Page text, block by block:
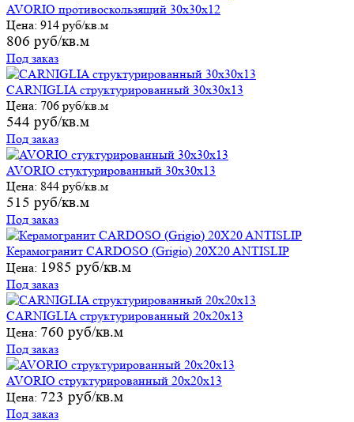
AVORIO противоскользящий 30х30х12
Цена: 914 руб/кв.м
806 руб/кв.м
Под заказ
CARNIGLIA структурированный 30х30х13
Цена: 706 руб/кв.м
544 руб/кв.м
Под заказ
AVORIO стуктурированный 30х30х13
Цена: 844 руб/кв.м
515 руб/кв.м
Под заказ
Керамогранит CARDOSO (Grigio) 20X20 ANTISLIP
Цена: 1985 руб/кв.м
Под заказ
CARNIGLIA структурированный 20х20х13
Цена: 760 руб/кв.м
Под заказ
AVORIO структурированный 20х20х13
Цена: 723 руб/кв.м
Под заказ